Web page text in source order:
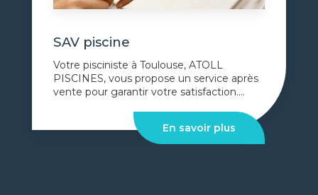
SAV piscine
Votre pisciniste à Toulouse, ATOLL
PISCINES, vous propose un service après
vente pour garantir votre satisfaction....
En savoir plus